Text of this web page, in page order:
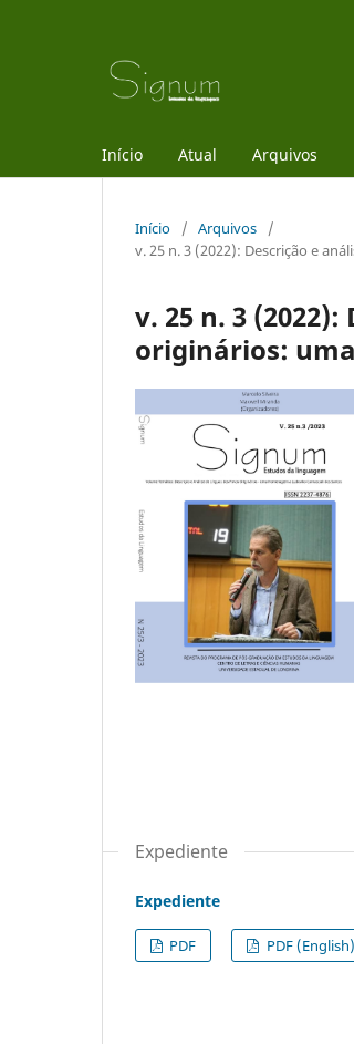
Início Atual Arquivos
Início / Arquivos
/
v. 25 n. 3 (2022): Descrição e
v. 25 n. 3
originários:
Expediente
Expediente
PDF
PDF (English)